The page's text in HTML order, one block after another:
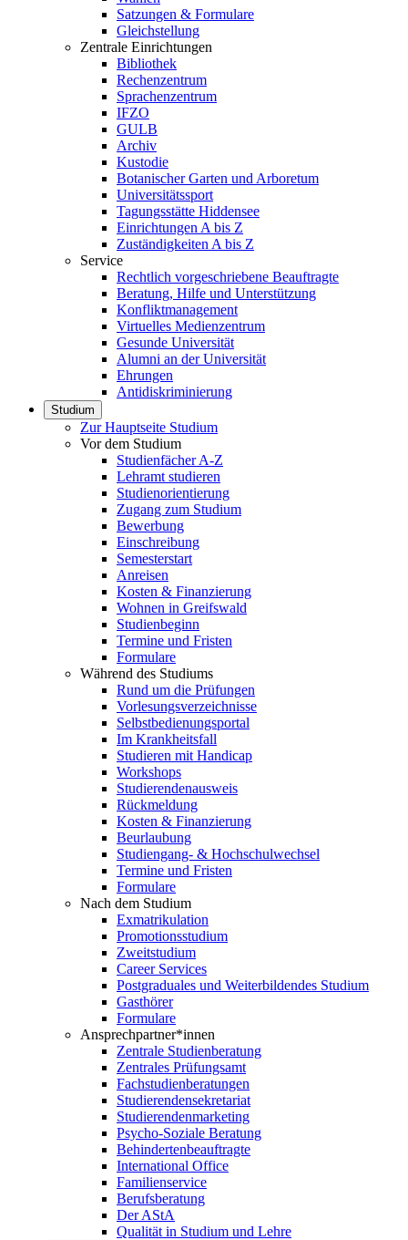
Satzungen & Formulare
Gleichstellung
Zentrale Einrichtungen
Bibliothek
Rechenzentrum
Sprachenzentrum
IFZO
GULB
Archiv
Kustodie
Botanischer Garten und Arboretum
Universitätssport
Tagungsstätte Hiddensee
Einrichtungen A bis Z
Zuständigkeiten A bis Z
Service
Rechtlich vorgeschriebene Beauftragte
Beratung, Hilfe und Unterstützung
Konfliktmanagement
Virtuelles Medienzentrum
Gesunde Universität
Alumni an der Universität
Ehrungen
Antidiskriminierung
Studium
Zur Hauptseite Studium
Vor dem Studium
Studienfächer A-Z
Lehramt studieren
Studienorientierung
Zugang zum Studium
Bewerbung
Einschreibung
Semesterstart
Anreisen
Kosten & Finanzierung
Wohnen in Greifswald
Studienbeginn
Termine und Fristen
Formulare
Während des Studiums
Rund um die Prüfungen
Vorlesungsverzeichnisse
Selbstbedienungsportal
Im Krankheitsfall
Studieren mit Handicap
Workshops
Studierendenausweis
Rückmeldung
Kosten & Finanzierung
Beurlaubung
Studiengang- & Hochschulwechsel
Termine und Fristen
Formulare
Nach dem Studium
Exmatrikulation
Promotionsstudium
Zweitstudium
Career Services
Postgraduales und Weiterbildendes Studium
Gasthörer
Formulare
Ansprechpartner*innen
Zentrale Studienberatung
Zentrales Prüfungsamt
Fachstudienberatungen
Studierendensekretariat
Studierendenmarketing
Psycho-Soziale Beratung
Behindertenbeauftragte
International Office
Familienservice
Berufsberatung
Der AStA
Qualität in Studium und Lehre